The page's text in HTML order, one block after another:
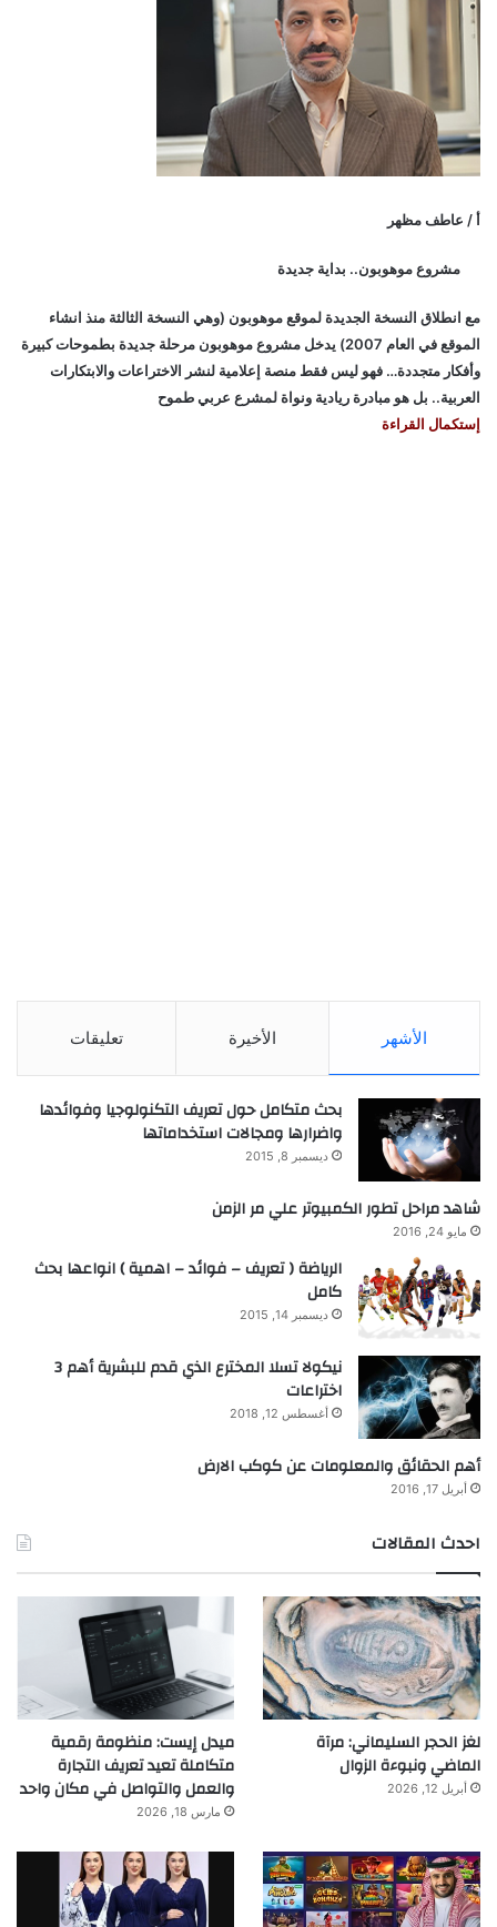
أ / عاطف مظهر
مشروع موهوبون.. بداية جديدة
مع انطلاق النسخة الجديدة لموقع موهوبون (وهي النسخة الثالثة منذ انشاء
الموقع في العام 2007) يدخل مشروع موهوبون مرحلة جديدة بطموحات كبيرة
وأفكار متجددة… فهو ليس فقط منصة إعلامية لنشر الاختراعات والابتكارات
العربية.. بل هو مبادرة ريادية ونواة لمشرع عربي طموح
إستكمال القراءة
الأشهر الأخيرة تعليقات
بحث متكامل حول تعريف التكنولوجيا وفوائدها
واضرارها ومجالات استخداماتها
ديسمبر 8, 2015
شاهد مراحل تطور الكمبيوتر علي مر الزمن
مايو 24, 2016
الرياضة ( تعريف – فوائد – اهمية ) انواعها بحث
كامل
ديسمبر 14, 2015
نيكولا تسلا المخترع الذي قدم للبشرية أهم 3
اختراعات
أغسطس 12, 2018
أهم الحقائق والمعلومات عن كوكب الارض
أبريل 17, 2016
احدث المقالات
لغز الحجر السليماني: مرآة
الماضي ونبوءة الزوال
أبريل 12, 2026
ميدل إيست: منظومة رقمية
متكاملة تعيد تعريف التجارة
والعمل والتواصل في مكان واحد
مارس 18, 2026